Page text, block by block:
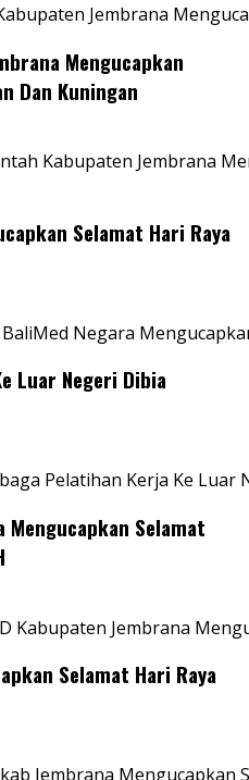
Jembrana
Mengucapkan
Dan Kuningan
Kabupaten Jembrana
Selamat Hari Raya
Negara
Luar Negeri Dibia
Pelatihan Kerja Ke Luar
Mengucapkan Selamat
Kabupaten Jembrana
Selamat Hari Raya
Jembrana Mengucapkan